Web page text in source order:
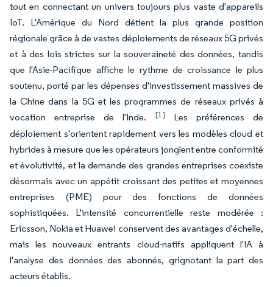
tout en connectant un univers toujours plus vaste d'appareils
IoT. L'Amérique du Nord détient la plus grande position
régionale grâce à de vastes déploiements de réseaux 5G privés
et à des lois strictes sur la souveraineté des données, tandis
que l'Asie-Pacifique affiche le rythme de croissance le plus
soutenu, porté par les dépenses d'investissement massives de
la Chine dans la 5G et les programmes de réseaux privés à
vocation entreprise de l'Inde. [1] Les préférences de
déploiement s'orientent rapidement vers les modèles cloud et
hybrides à mesure que les opérateurs jonglent entre conformité
et évolutivité, et la demande des grandes entreprises coexiste
désormais avec un appétit croissant des petites et moyennes
entreprises (PME) pour des fonctions de données
sophistiquées. L'intensité concurrentielle reste modérée :
Ericsson, Nokia et Huawei conservent des avantages d'échelle,
mais les nouveaux entrants cloud-natifs appliquent l'IA à
l'analyse des données des abonnés, grignotant la part des
acteurs établis.